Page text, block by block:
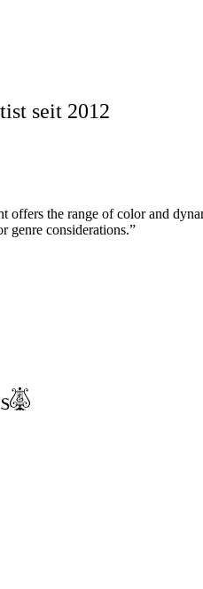
seit 2012
offers the range of color and
genre considerations.”